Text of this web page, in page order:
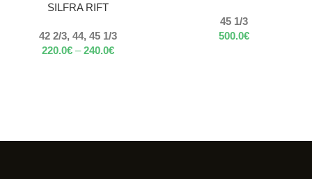
SILFRA RIFT
42 2/3, 44, 45 1/3
220.0€ – 240.0€
45 1/3
500.0€